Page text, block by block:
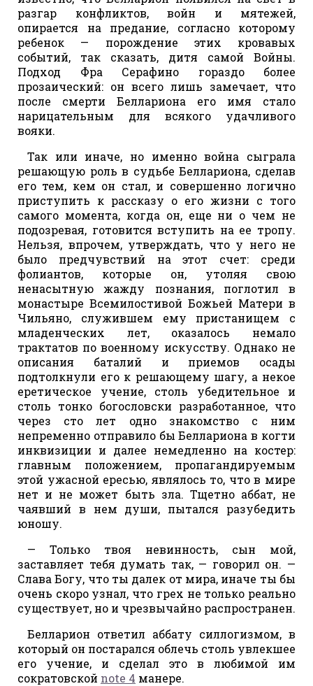
разгар конфликтов, войн и мятежей,
опирается на предание, согласно которому
ребенок — порождение этих кровавых
событий, так сказать, дитя самой Войны.
Подход Фра Серафино гораздо более
прозаический: он всего лишь замечает, что
после смерти Беллариона его имя стало
нарицательным для всякого удачливого
вояки.
Так или иначе, но именно война сыграла
решающую роль в судьбе Беллариона, сделав
его тем, кем он стал, и совершенно логично
приступить к рассказу о его жизни с того
самого момента, когда он, еще ни о чем не
подозревая, готовится вступить на ее тропу.
Нельзя, впрочем, утверждать, что у него не
было предчувствий на этот счет: среди
фолиантов, которые он, утоляя свою
ненасытную жажду познания, поглотил в
монастыре Всемилостивой Божьей Матери в
Чильяно, служившем ему пристанищем с
младенческих лет, оказалось немало
трактатов по военному искусству. Однако не
описания баталий и приемов осады
подтолкнули его к решающему шагу, а некое
еретическое учение, столь убедительное и
столь тонко богословски разработанное, что
через сто лет одно знакомство с ним
непременно отправило бы Беллариона в когти
инквизиции и далее немедленно на костер:
главным положением, пропагандируемым
этой ужасной ересью, являлось то, что в мире
нет и не может быть зла. Тщетно аббат, не
чаявший в нем души, пытался разубедить
юношу.
— Только твоя невинность, сын мой,
заставляет тебя думать так, — говорил он. —
Слава Богу, что ты далек от мира, иначе ты бы
очень скоро узнал, что грех не только реально
существует, но и чрезвычайно распространен.
Белларион ответил аббату силлогизмом, в
который он постарался облечь столь увлекшее
его учение, и сделал это в любимой им
сократовской note 4 манере.